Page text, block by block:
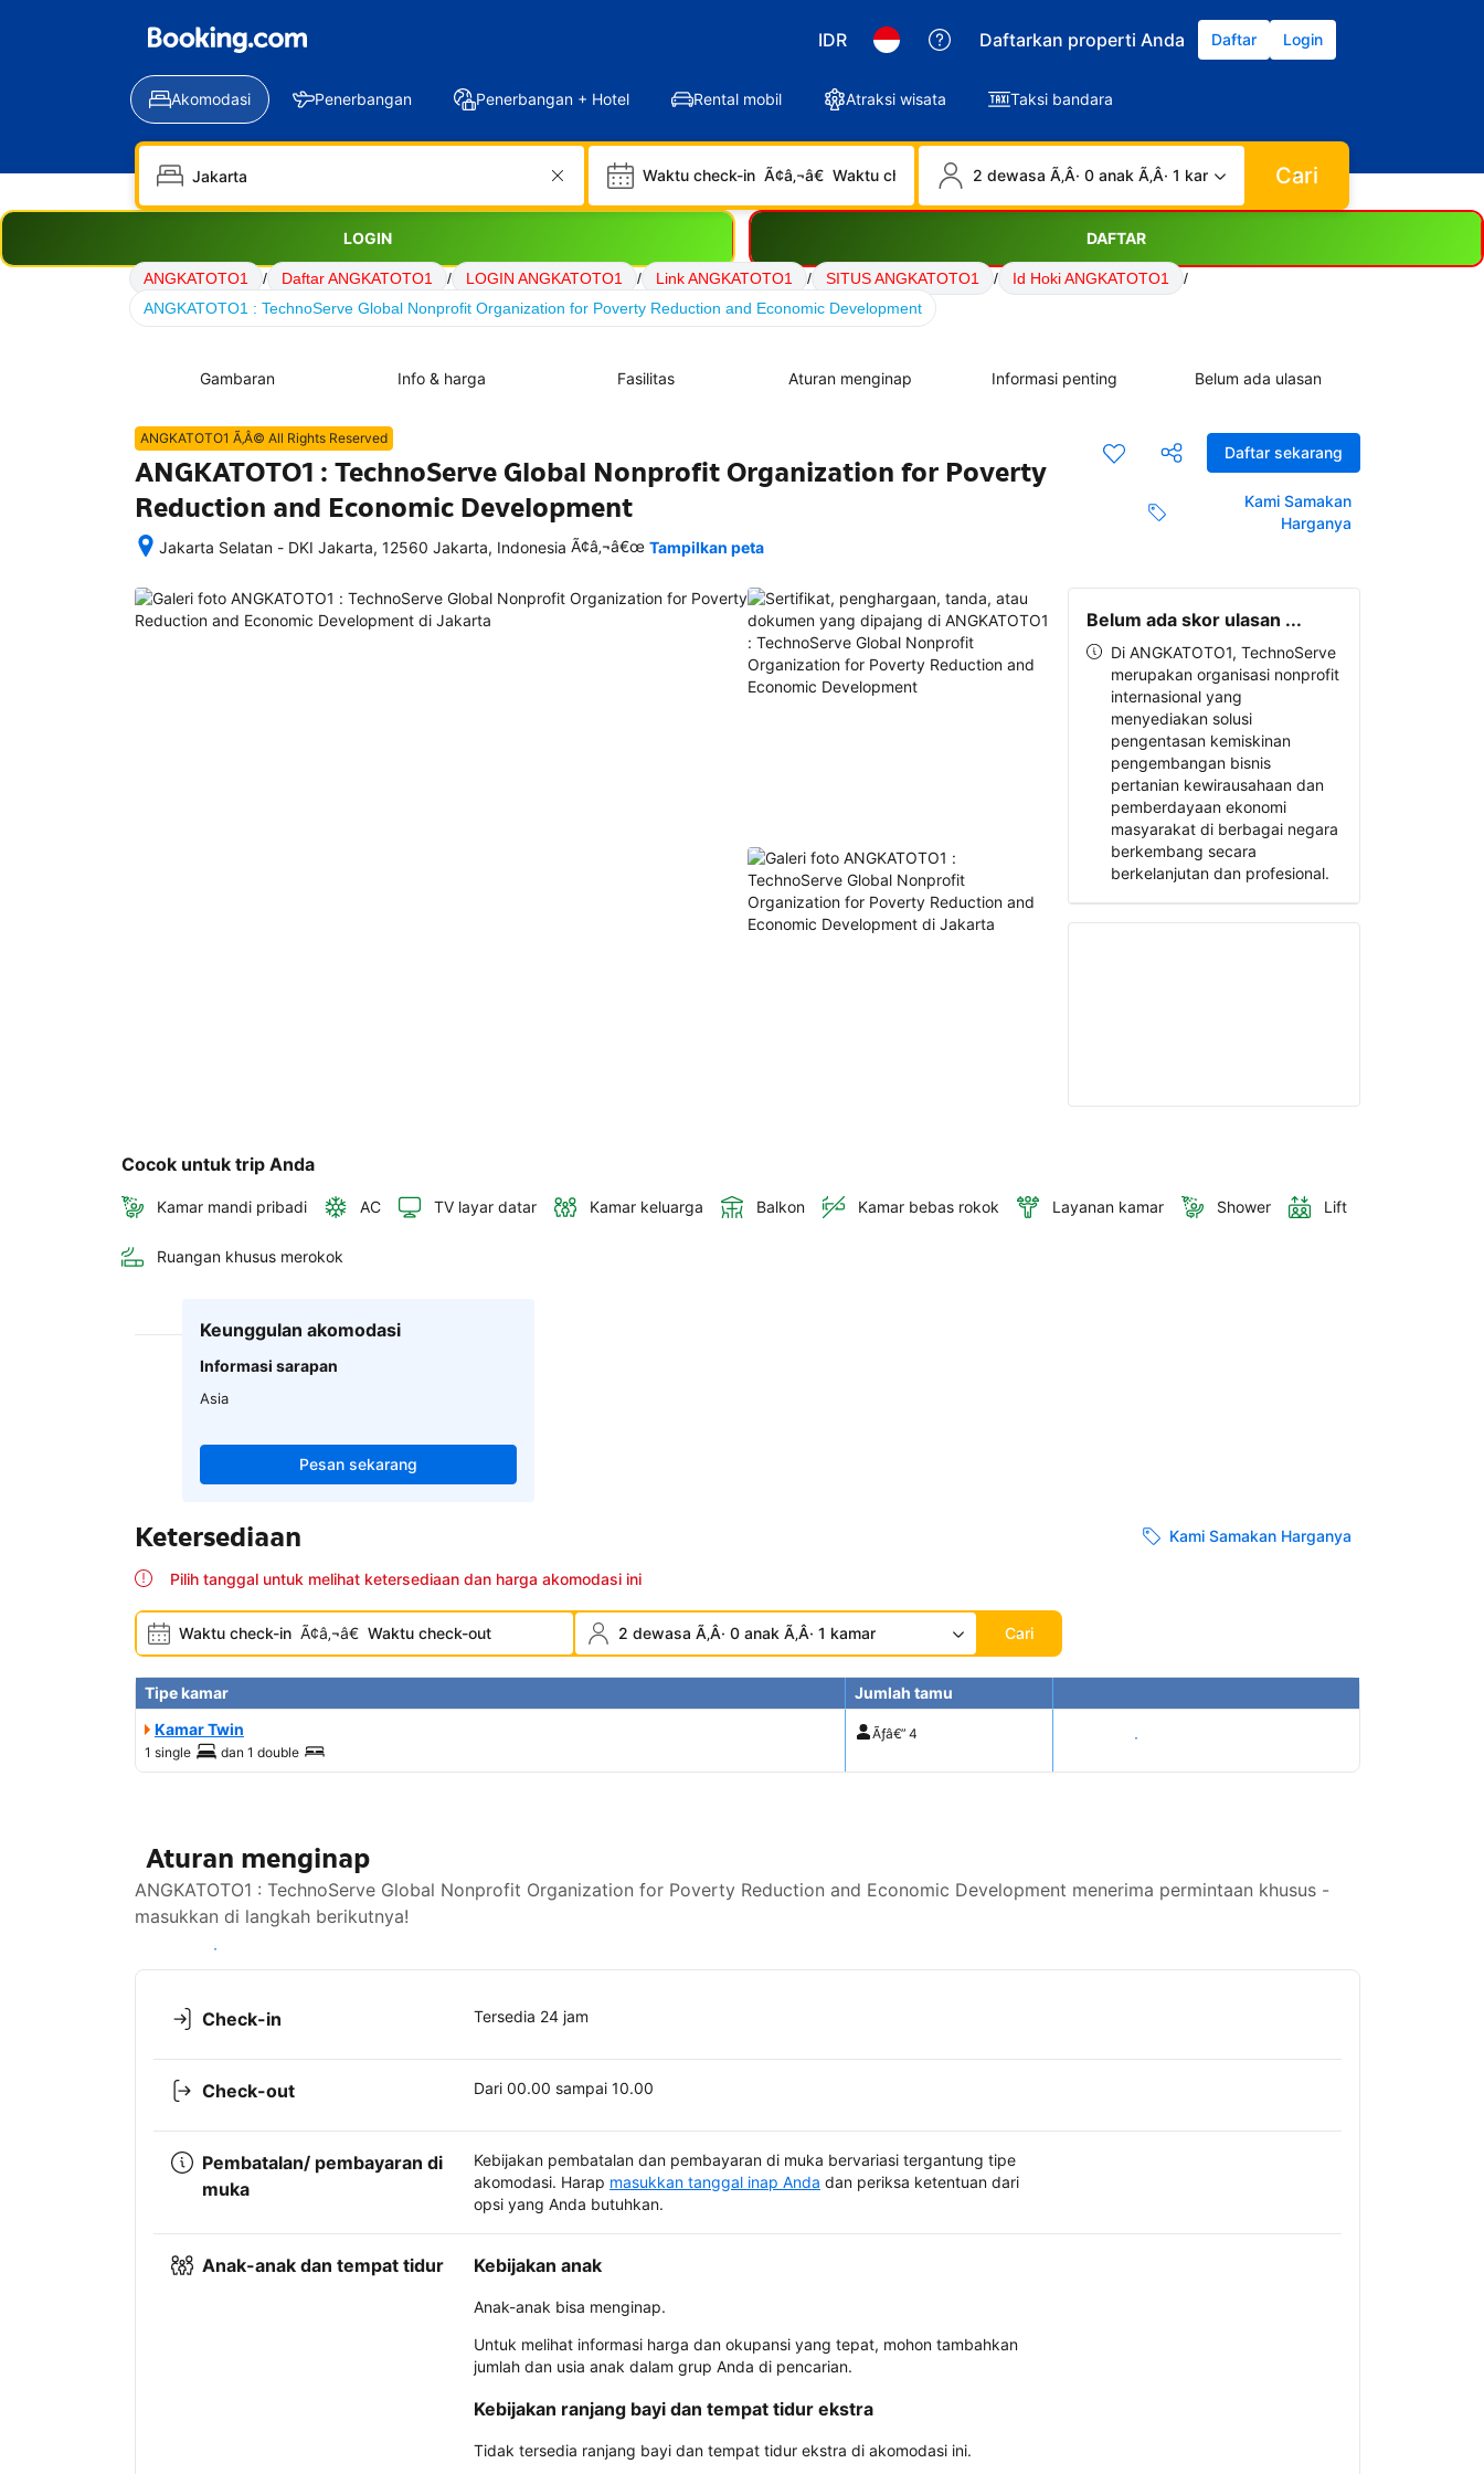
IDR Daftarkan properti Anda Daftar Login
Akomodasi Penerbangan Penerbangan + Hotel Rental mobil Atraksi wisata Taksi bandara
Waktu check-in Ã¢â‚¬â€ Waktu check-out 2 dewasa Ã‚Â· 0 anak Ã‚Â· 1 kamar Cari
LOGIN DAFTAR
ANGKATOTO1 / Daftar ANGKATOTO1 / LOGIN ANGKATOTO1 / Link ANGKATOTO1 / SITUS ANGKATOTO1 / Id Hoki ANGKATOTO1
/
ANGKATOTO1 : TechnoServe Global Nonprofit Organization for Poverty Reduction and Economic Development
Gambaran Info & harga Fasilitas Aturan menginap Informasi penting Belum ada ulasan
Daftar sekarang
Kami Samakan
Harganya
ANGKATOTO1 Ã‚Â© All Rights Reserved
ANGKATOTO1 : TechnoServe Global Nonprofit Organization for Poverty
Reduction and Economic Development
Jakarta Selatan - DKI Jakarta, 12560 Jakarta, Indonesia
memesan,
semua
Ã¢â‚¬â€œ Tampilkan peta
Belum ada skor ulasan ...
Di ANGKATOTO1, TechnoServe
merupakan organisasi nonprofit
internasional yang
menyediakan solusi
pengentasan kemiskinan
pengembangan bisnis
pertanian kewirausahaan dan
pemberdayaan ekonomi
masyarakat di berbagai negara
berkembang secara
berkelanjutan dan profesional.
Cocok untuk trip Anda
Kamar mandi pribadi AC TV layar datar Kamar keluarga Balkon Kamar bebas rokok Layanan kamar Shower Lift
Ruangan khusus merokok
Keunggulan akomodasi
Informasi sarapan
Asia
Pesan sekarang
Ketersediaan Kami Samakan Harganya
Pilih tanggal untuk melihat ketersediaan dan harga akomodasi ini
Waktu check-in Ã¢â‚¬â€ Waktu check-out 2 dewasa Ã‚Â· 0 anak Ã‚Â· 1 kamar Cari
Tipe kamar
Jumlah tamu
Kamar Twin
1 single dan 1 double
Ãƒâ€” 4 Tampilkan harga
Aturan menginap
ANGKATOTO1 : TechnoServe Global Nonprofit Organization for Poverty Reduction and Economic Development menerima permintaan khusus -
masukkan di langkah berikutnya!
Lihat ketersediaan
Check-in Tersedia 24 jam
Check-out Dari 00.00 sampai 10.00
Pembatalan/ pembayaran di
muka
Kebijakan pembatalan dan pembayaran di muka bervariasi tergantung tipe
akomodasi. Harap masukkan tanggal inap Anda dan periksa ketentuan dari
opsi yang Anda butuhkan.
Anak-anak dan tempat tidur Kebijakan anak
Anak-anak bisa menginap.
Untuk melihat informasi harga dan okupansi yang tepat, mohon tambahkan
jumlah dan usia anak dalam grup Anda di pencarian.
Kebijakan ranjang bayi dan tempat tidur ekstra
Tidak tersedia ranjang bayi dan tempat tidur ekstra di akomodasi ini.